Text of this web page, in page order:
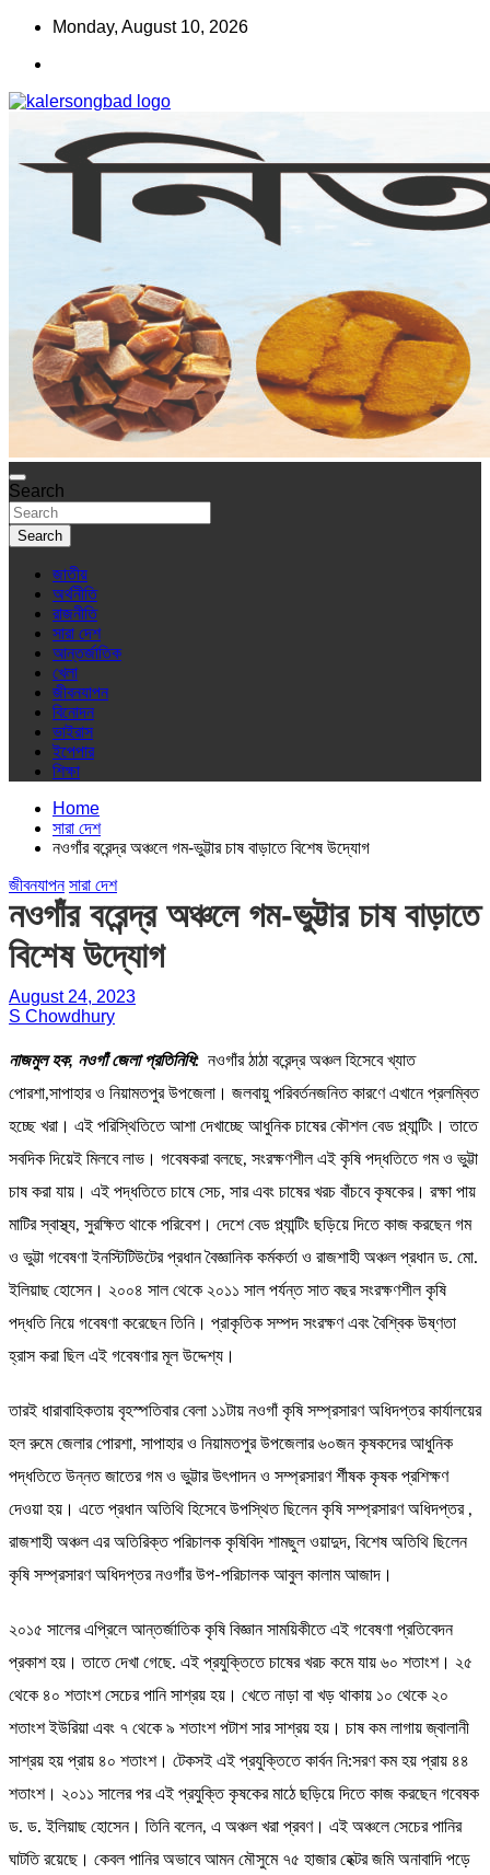
Skip
content
Monday, August 10, 2026
কালের সংবাদ
www.kalersongbad.com
Search
Search
জাতীয়
অর্থনীতি
রাজনীতি
সারা দেশ
আন্তর্জাতিক
খেলা
জীবনযাপন
বিনোদন
ভাইরাস
ইপেপার
শিক্ষা
Home
সারা দেশ
নওগাঁর বরেন্দ্র অঞ্চলে গম-ভুট্টার চাষ বাড়াতে বিশেষ উদ্যোগ
জীবনযাপন সারা দেশ
নওগাঁর বরেন্দ্র অঞ্চলে গম-ভুট্টার চাষ বাড়াতে
বিশেষ উদ্যোগ
August 24, 2023
S Chowdhury
নাজমুল হক, নওগাঁ জেলা প্রতিনিধি: নওগাঁর ঠাঠা বরেন্দ্র অঞ্চল হিসেবে খ্যাত
পোরশা,সাপাহার ও নিয়ামতপুর উপজেলা। জলবায়ু পরিবর্তনজনিত কারণে এখানে প্রলম্বিত
হচ্ছে খরা। এই পরিস্থিতিতে আশা দেখাচ্ছে আধুনিক চাষের কৌশল বেড প্ল্যান্টিং। তাতে
সবদিক দিয়েই মিলবে লাভ। গবেষকরা বলছে, সংরক্ষণশীল এই কৃষি পদ্ধতিতে গম ও ভুট্টা
চাষ করা যায়। এই পদ্ধতিতে চাষে সেচ, সার এবং চাষের খরচ বাঁচবে কৃষকের। রক্ষা পায়
মাটির স্বাস্থ্য, সুরক্ষিত থাকে পরিবেশ। দেশে বেড প্ল্যান্টিং ছড়িয়ে দিতে কাজ করছেন গম
ও ভুট্টা গবেষণা ইনস্টিটিউটের প্রধান বৈজ্ঞানিক কর্মকর্তা ও রাজশাহী অঞ্চল প্রধান ড. মো.
ইলিয়াছ হোসেন। ২০০৪ সাল থেকে ২০১১ সাল পর্যন্ত সাত বছর সংরক্ষণশীল কৃষি
পদ্ধতি নিয়ে গবেষণা করেছেন তিনি। প্রাকৃতিক সম্পদ সংরক্ষণ এবং বৈশ্বিক উষ্ণতা
হ্রাস করা ছিল এই গবেষণার মূল উদ্দেশ্য।
তারই ধারাবাহিকতায় বৃহস্পতিবার বেলা ১১টায় নওগাঁ কৃষি সম্প্রসারণ অধিদপ্তর কার্যালয়ের
হল রুমে জেলার পোরশা, সাপাহার ও নিয়ামতপুর উপজেলার ৬০জন কৃষকদের আধুনিক
পদ্ধতিতে উন্নত জাতের গম ও ভুট্টার উৎপাদন ও সম্প্রসারণ র্শীষক কৃষক প্রশিক্ষণ
দেওয়া হয়। এতে প্রধান অতিথি হিসেবে উপস্থিত ছিলেন কৃষি সম্প্রসারণ অধিদপ্তর ,
রাজশাহী অঞ্চল এর অতিরিক্ত পরিচালক কৃষিবিদ শামছুল ওয়াদুদ, বিশেষ অতিথি ছিলেন
কৃষি সম্প্রসারণ অধিদপ্তর নওগাঁর উপ-পরিচালক আবুল কালাম আজাদ।
২০১৫ সালের এপ্রিলে আন্তর্জাতিক কৃষি বিজ্ঞান সাময়িকীতে এই গবেষণা প্রতিবেদন
প্রকাশ হয়। তাতে দেখা গেছে. এই প্রযুক্তিতে চাষের খরচ কমে যায় ৬০ শতাংশ। ২৫
থেকে ৪০ শতাংশ সেচের পানি সাশ্রয় হয়। খেতে নাড়া বা খড় থাকায় ১০ থেকে ২০
শতাংশ ইউরিয়া এবং ৭ থেকে ৯ শতাংশ পটাশ সার সাশ্রয় হয়। চাষ কম লাগায় জ্বালানী
সাশ্রয় হয় প্রায় ৪০ শতাংশ। টেকসই এই প্রযুক্তিতে কার্বন নি:সরণ কম হয় প্রায় ৪৪
শতাংশ। ২০১১ সালের পর এই প্রযুক্তি কৃষকের মাঠে ছড়িয়ে দিতে কাজ করছেন গবেষক
ড. ড. ইলিয়াছ হোসেন। তিনি বলেন, এ অঞ্চল খরা প্রবণ। এই অঞ্চলে সেচের পানির
ঘাটতি রয়েছে। কেবল পানির অভাবে আমন মৌসুমে ৭৫ হাজার হেক্টর জমি অনাবাদি পড়ে